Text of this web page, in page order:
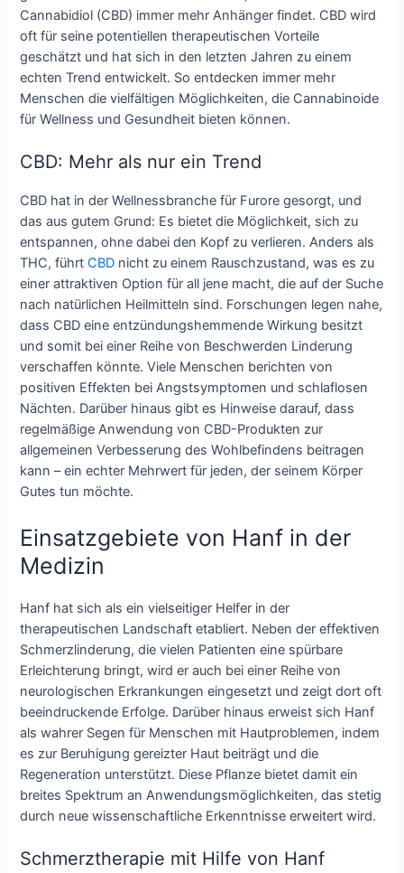
Cannabidiol (CBD) immer mehr Anhänger findet. CBD wird
oft für seine potentiellen therapeutischen Vorteile
geschätzt und hat sich in den letzten Jahren zu einem
echten Trend entwickelt. So entdecken immer mehr
Menschen die vielfältigen Möglichkeiten, die Cannabinoide
für Wellness und Gesundheit bieten können.
CBD: Mehr als nur ein Trend
CBD hat in der Wellnessbranche für Furore gesorgt, und
das aus gutem Grund: Es bietet die Möglichkeit, sich zu
entspannen, ohne dabei den Kopf zu verlieren. Anders als
THC, führtCBD nicht zu einem Rauschzustand, was es zu
einer attraktiven Option für all jene macht, die auf der Suche
nach natürlichen Heilmitteln sind. Forschungen legen nahe,
dass CBD eine entzündungshemmende Wirkung besitzt
und somit bei einer Reihe von Beschwerden Linderung
verschaffen könnte. Viele Menschen berichten von
positiven Effekten bei Angstsymptomen und schlaflosen
Nächten. Darüber hinaus gibt es Hinweise darauf, dass
regelmäßige Anwendung von CBD-Produkten zur
allgemeinen Verbesserung des Wohlbefindens beitragen
kann – ein echter Mehrwert für jeden, der seinem Körper
Gutes tun möchte.
Einsatzgebiete von Hanf in der
Medizin
Hanf hat sich als ein vielseitiger Helfer in der
therapeutischen Landschaft etabliert. Neben der effektiven
Schmerzlinderung, die vielen Patienten eine spürbare
Erleichterung bringt, wird er auch bei einer Reihe von
neurologischen Erkrankungen eingesetzt und zeigt dort oft
beeindruckende Erfolge. Darüber hinaus erweist sich Hanf
als wahrer Segen für Menschen mit Hautproblemen, indem
es zur Beruhigung gereizter Haut beiträgt und die
Regeneration unterstützt. Diese Pflanze bietet damit ein
breites Spektrum an Anwendungsmöglichkeiten, das stetig
durch neue wissenschaftliche Erkenntnisse erweitert wird.
Schmerztherapie mit Hilfe von Hanf